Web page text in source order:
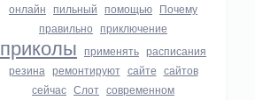
онлайн пильный помощью Почему
правильно приключение
приколы применять расписания
резина ремонтируют сайте сайтов
сейчас Слот современном